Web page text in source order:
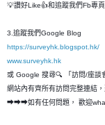
💡讚好Like👍和追蹤我們Fb專
3.追蹤我們Google Blog
https://surveyhk.blogspot.hk/
www.surveyhk.hk
或 Google 搜尋🔍 「訪問/座談
網站內有齊所有訪問完整連結
➡➡➡如有任何問題， 歡迎